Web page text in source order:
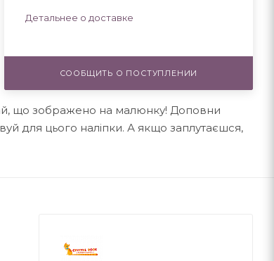
Детальнее о доставке
СООБЩИТЬ О ПОСТУПЛЕНИИ
що зображено на малюнку! Доповни
для цього наліпки. А якщо заплутаєшся,